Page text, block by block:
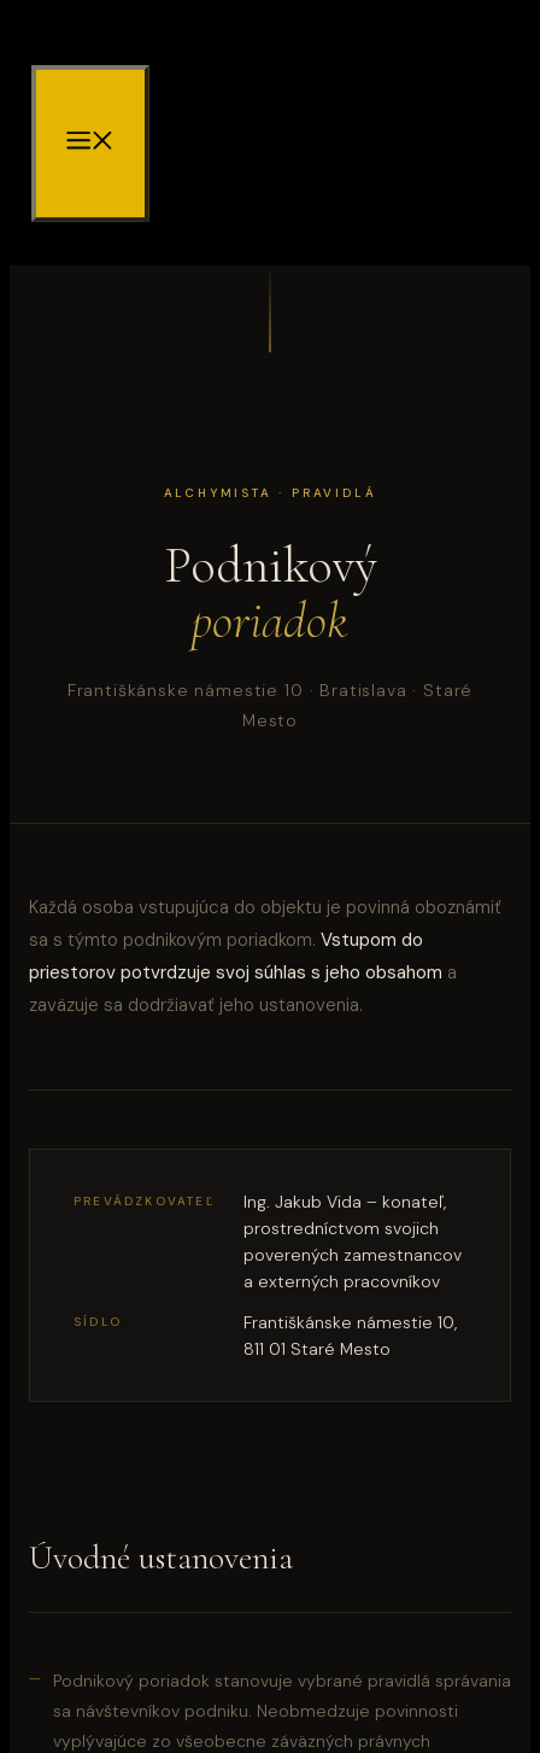
ALCHYMISTA · PRAVIDLÁ
Podnikový
poriadok
Františkánske námestie 10 · Bratislava · Staré
Mesto
Každá osoba vstupujúca do objektu je povinná oboznámiť
sa s týmto podnikovým poriadkom. Vstupom do
priestorov potvrdzuje svoj súhlas s jeho obsahom a
zaväzuje sa dodržiavať jeho ustanovenia.
PREVÁDZKOVATEĽ
Ing. Jakub Vida – konateľ,
prostredníctvom svojich
poverených zamestnancov
a externých pracovníkov
SÍDLO
Františkánske námestie 10,
811 01 Staré Mesto
Úvodné ustanovenia
Podnikový poriadok stanovuje vybrané pravidlá správania
sa návštevníkov podniku. Neobmedzuje povinnosti
vyplývajúce zo všeobecne záväzných právnych